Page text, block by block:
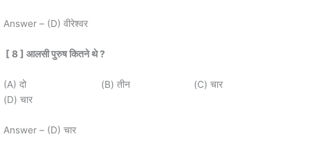
Answer – (D) वीरेश्वर
[ 8 ] आलसी पुरुष कितने थे?
(A) दो (B) तीन (C) चार
(D) चार
Answer – (D) चार